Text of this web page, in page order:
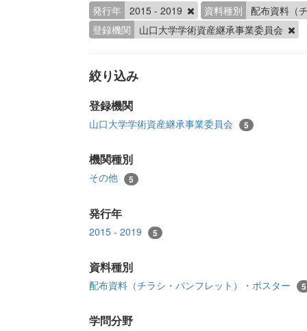
発行年 2015 - 2019 資料種別
配布資料（
登録機関
山口大学学術資産継承事業委員会
絞り込み
登録機関
山口大学学術資産継承事業委員会 5
機関種別
その他 5
発行年
2015 - 2019 5
資料種別
配布資料（チラシ・パンフレット）・ポスター 5
学問分野